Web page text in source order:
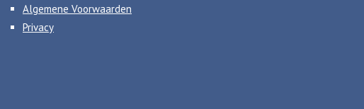
Algemene Voorwaarden
Privacy